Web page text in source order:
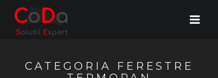
CATEGORIA FERESTRE